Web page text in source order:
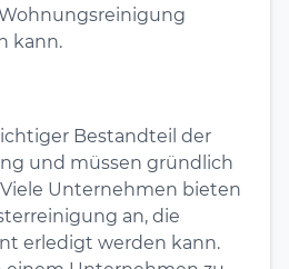
kann.
Bestandteil der
und müssen gründlich
Unternehmen bieten
an, die
erledigt werden kann.